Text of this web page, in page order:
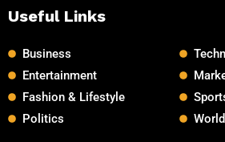
Useful Links
Business
Entertainment
Fashion & Lifestyle
Politics
World